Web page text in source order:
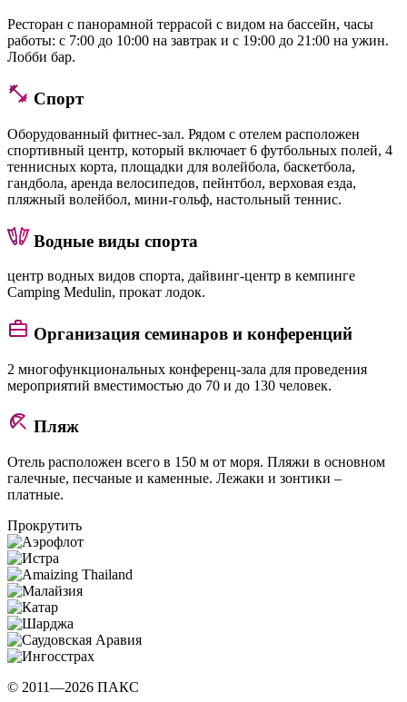
Ресторан с панорамной террасой с видом на бассейн, часы
работы: с 7:00 до 10:00 на завтрак и с 19:00 до 21:00 на ужин.
Лобби бар.
Спорт
Оборудованный фитнес-зал. Рядом с отелем расположен
спортивный центр, который включает 6 футбольных полей, 4
теннисных корта, площадки для волейбола, баскетбола,
гандбола, аренда велосипедов, пейнтбол, верховая езда,
пляжный волейбол, мини-гольф, настольный теннис.
Водные виды спорта
центр водных видов спорта, дайвинг-центр в кемпинге
Camping Medulin, прокат лодок.
Организация семинаров и конференций
2 многофункциональных конференц-зала для проведения
мероприятий вместимостью до 70 и до 130 человек.
Пляж
Отель расположен всего в 150 м от моря. Пляжи в основном
галечные, песчаные и каменные. Лежаки и зонтики –
платные.
Прокрутить
© 2011—2026 ПАКС